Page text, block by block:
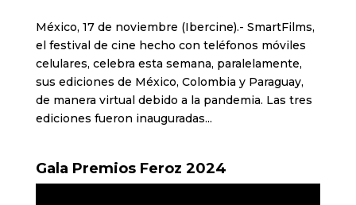
México, 17 de noviembre (Ibercine).- SmartFilms,
el festival de cine hecho con teléfonos móviles
celulares, celebra esta semana, paralelamente,
sus ediciones de México, Colombia y Paraguay,
de manera virtual debido a la pandemia. Las tres
ediciones fueron inauguradas...
Gala Premios Feroz 2024